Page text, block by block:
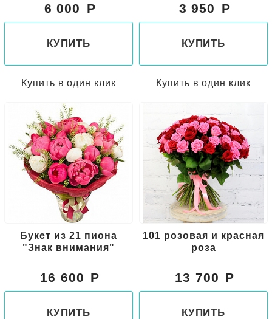
6 000
КУПИТЬ
Купить в один клик
3 950
КУПИТЬ
Купить в один клик
Букет из 21 пиона
"Знак внимания"
16 600
КУПИТЬ
101 розовая и красная
роза
13 700
КУПИТЬ